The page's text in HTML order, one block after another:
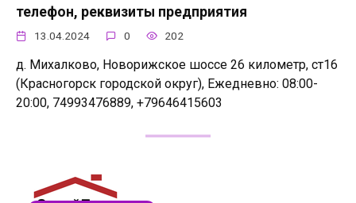
телефон, реквизиты предприятия
13.04.2024 0 202
д. Михалково, Новорижское шоссе 26 километр, ст16
(Красногорск городской округ), Ежедневно: 08:00-
20:00, 74993476889, +79646415603